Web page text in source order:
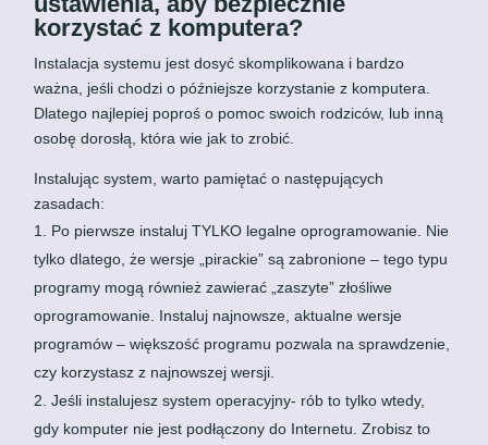
korzystać z komputera?
Instalacja systemu jest dosyć skomplikowana i bardzo
ważna, jeśli chodzi o późniejsze korzystanie z komputera.
Dlatego najlepiej poproś o pomoc swoich rodziców, lub inną
osobę dorosłą, która wie jak to zrobić.
Instalując system, warto pamiętać o następujących
zasadach:
Po pierwsze instaluj TYLKO legalne oprogramowanie. Nie
tylko dlatego, że wersje „pirackie” są zabronione – tego typu
programy mogą również zawierać „zaszyte” złośliwe
oprogramowanie. Instaluj najnowsze, aktualne wersje
programów – większość programu pozwala na sprawdzenie,
czy korzystasz z najnowszej wersji.
Jeśli instalujesz system operacyjny- rób to tylko wtedy,
gdy komputer nie jest podłączony do Internetu. Zrobisz to